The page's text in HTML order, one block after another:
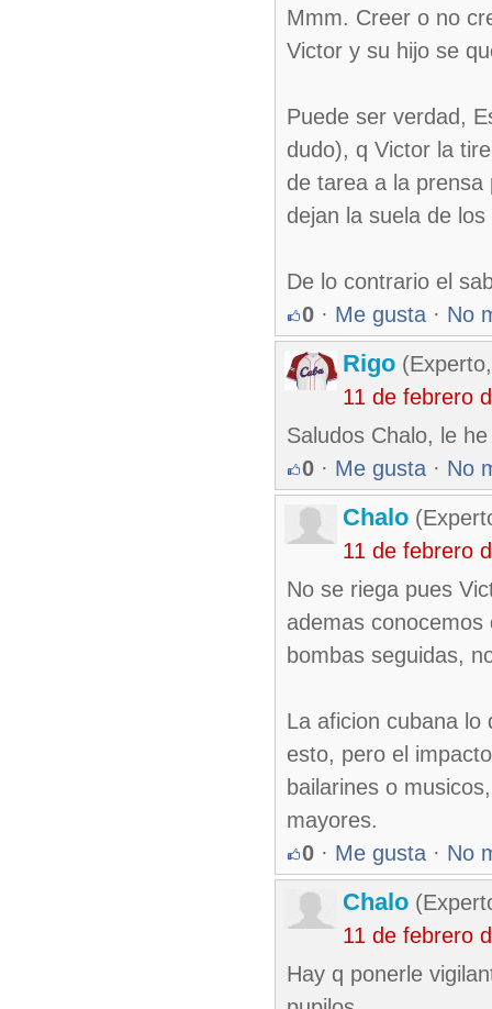
Mmm. Creer o no
Victor y su hijo se
Puede ser verdad,
dudo), q Victor la
de tarea a la
dejan la suela de
De lo contrario el
0 · Me gusta · No
Rigo
11 de febrero
Saludos Chalo, le
0 · Me gusta · No
Chalo
11 de febrero
No se riega pues
ademas
bombas seguidas,
La aficion cubana lo
esto, pero el
bailarines o
mayores.
0 · Me gusta · No
Chalo
11 de febrero
Hay q ponerle